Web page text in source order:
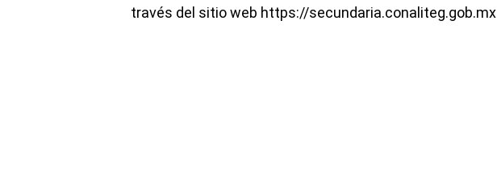
través del sitio web https://secundaria.conaliteg.gob.mx